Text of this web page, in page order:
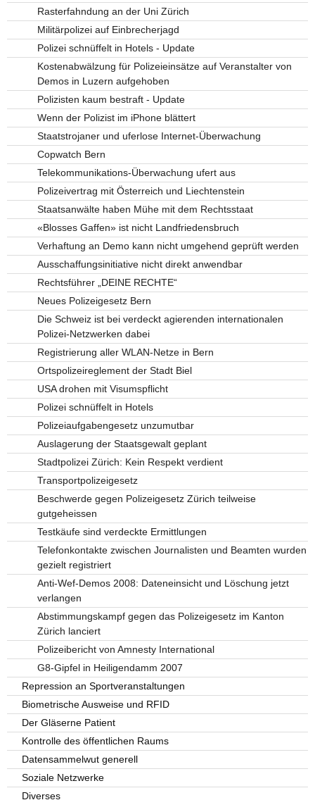
Rasterfahndung an der Uni Zürich
Militärpolizei auf Einbrecherjagd
Polizei schnüffelt in Hotels - Update
Kostenabwälzung für Polizeieinsätze auf Veranstalter von
Demos in Luzern aufgehoben
Polizisten kaum bestraft - Update
Wenn der Polizist im iPhone blättert
Staatstrojaner und uferlose Internet-Überwachung
Copwatch Bern
Telekommunikations-Überwachung ufert aus
Polizeivertrag mit Österreich und Liechtenstein
Staatsanwälte haben Mühe mit dem Rechtsstaat
«Blosses Gaffen» ist nicht Landfriedensbruch
Verhaftung an Demo kann nicht umgehend geprüft werden
Ausschaffungsinitiative nicht direkt anwendbar
Rechtsführer „DEINE RECHTE“
Neues Polizeigesetz Bern
Die Schweiz ist bei verdeckt agierenden internationalen
Polizei-Netzwerken dabei
Registrierung aller WLAN-Netze in Bern
Ortspolizeireglement der Stadt Biel
USA drohen mit Visumspflicht
Polizei schnüffelt in Hotels
Polizeiaufgabengesetz unzumutbar
Auslagerung der Staatsgewalt geplant
Stadtpolizei Zürich: Kein Respekt verdient
Transportpolizeigesetz
Beschwerde gegen Polizeigesetz Zürich teilweise
gutgeheissen
Testkäufe sind verdeckte Ermittlungen
Telefonkontakte zwischen Journalisten und Beamten wurden
gezielt registriert
Anti-Wef-Demos 2008: Dateneinsicht und Löschung jetzt
verlangen
Abstimmungskampf gegen das Polizeigesetz im Kanton
Zürich lanciert
Polizeibericht von Amnesty International
G8-Gipfel in Heiligendamm 2007
Repression an Sportveranstaltungen
Biometrische Ausweise und RFID
Der Gläserne Patient
Kontrolle des öffentlichen Raums
Datensammelwut generell
Soziale Netzwerke
Diverses